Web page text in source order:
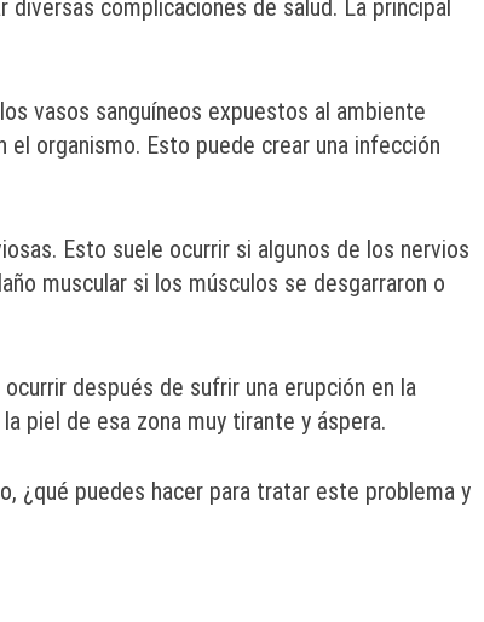
complicaciones de salud. La principal
vasos sanguíneos expuestos al ambiente
organismo. Esto puede crear una infección
Esto suele ocurrir si algunos de los nervios
muscular si los músculos se desgarraron o
después de sufrir una erupción en la
piel de esa zona muy tirante y áspera.
¿qué puedes hacer para tratar este problema y